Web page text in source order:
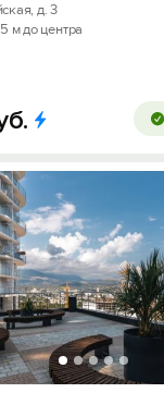
д. 3
м до центра